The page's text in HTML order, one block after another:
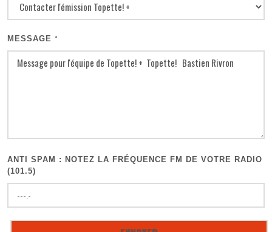
MESSAGE *
ANTI SPAM : NOTEZ LA FRÉQUENCE FM DE VOTRE RADIO
(101.5)